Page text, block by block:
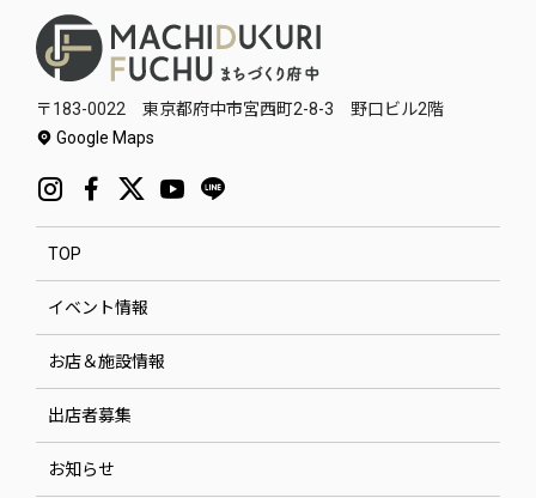
〒183-0022 東京都府中市宮西町2-8-3 野口ビル2階
Google Maps
TOP
イベント情報
お店＆施設情報
出店者募集
お知らせ